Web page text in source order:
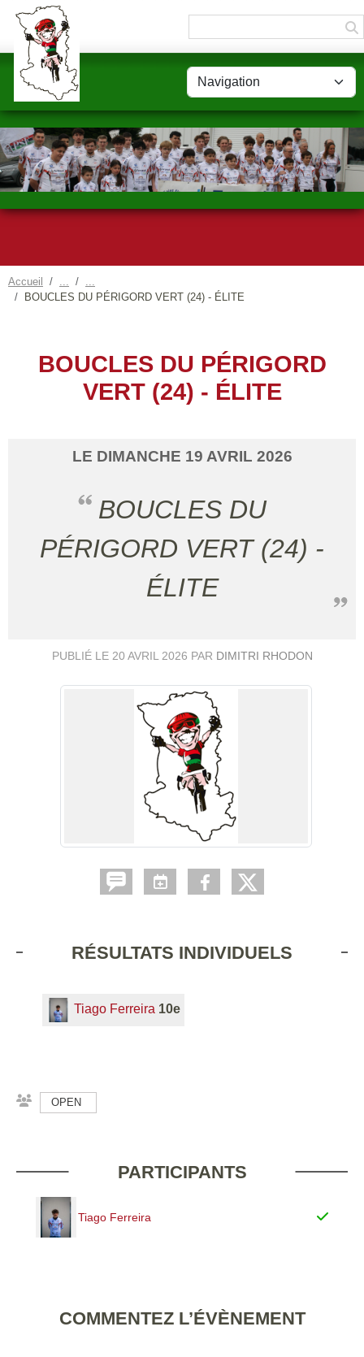
Accueil
BOUCLES DU PÉRIGORD VERT (24) - ÉLITE
BOUCLES DU PÉRIGORD
VERT (24) - ÉLITE
LE DIMANCHE 19 AVRIL 2026
BOUCLES DU
PÉRIGORD VERT (24) -
ÉLITE
PUBLIÉ LE 20 AVRIL 2026 PAR DIMITRI RHODON
RÉSULTATS INDIVIDUELS
Tiago Ferreira 10e
OPEN
PARTICIPANTS
Tiago Ferreira
COMMENTEZ L’ÉVÈNEMENT
Panneau de gestion des cookies